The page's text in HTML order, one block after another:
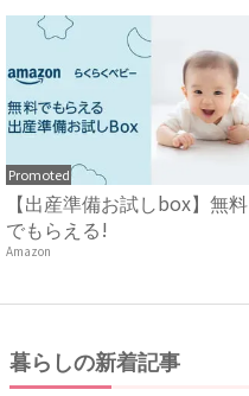
Promoted
【出産準備お試しbox】無料
でもらえる!
Amazon
暮らしの新着記事